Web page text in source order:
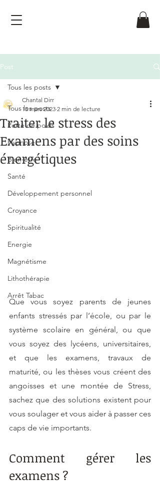
Post
Tous les posts
Perte de poids
Hypnose
Bien-être
Santé
Développement personnel
Croyance
Spiritualité
Energie
Magnétisme
Lithothérapie
Arrêt Tabac
Tous les posts
Traiter le stress des
Examens par des soins
énergétiques
Chantal Dirr
15 mars 2023 2 min de lecture
Que vous soyez parents de jeunes
enfants stressés par l’école, ou par le
système scolaire en général, ou que
vous soyez des lycéens, universitaires,
et que les examens, travaux de
maturité, ou les thèses vous créent des
angoisses et une montée de Stress,
sachez que des solutions existent pour
vous soulager et vous aider à passer ces
caps de vie importants.
Comment gérer les
examens ?